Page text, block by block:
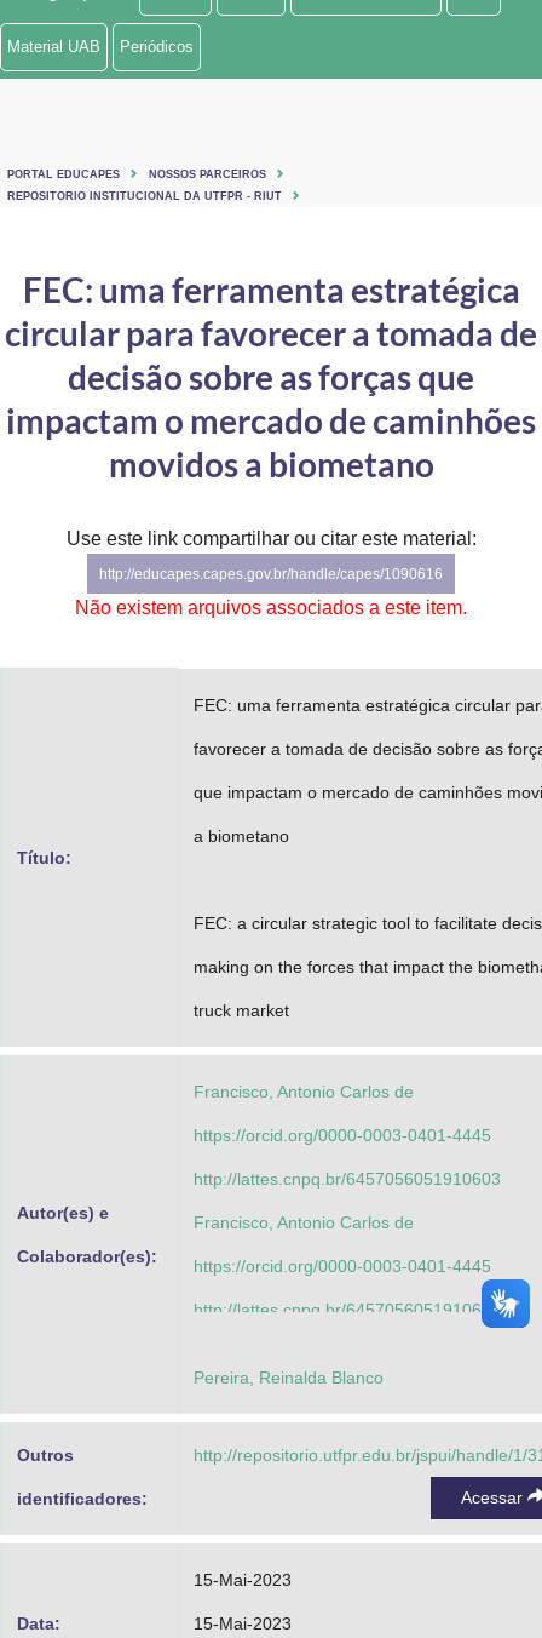
Ministério de Minas e Energia
Ministério do Turismo
Controladoria-Geral da União
Ministério da Mulher, da Família e dos Direitos Humanos
Secretaria-Geral
Secretaria de Governo
Advocacia-Geral da União
Banco Central do Brasil
Planalto
Material UAB Periódicos
PORTAL EDUCAPES
NOSSOS PARCEIROS
REPOSITORIO INSTITUCIONAL DA UTFPR - RIUT
FEC: uma ferramenta estratégica
circular para favorecer a tomada de
decisão sobre as forças que
impactam o mercado de caminhões
movidos a biometano
Use este link compartilhar ou citar este material:
http://educapes.capes.gov.br/handle/capes/1090616
Não existem arquivos associados a este item.
Título:
FEC: uma ferramenta estratégica circular
favorecer a tomada de decisão sobre as
que impactam o mercado de caminhões
a biometano
FEC: a circular strategic tool to facilitate
making on the forces that impact the
truck market
Autor(es) e
Colaborador(es):
Francisco, Antonio Carlos de
https://orcid.org/0000-0003-0401-4445
http://lattes.cnpq.br/6457056051910603
Francisco, Antonio Carlos de
https://orcid.org/0000-0003-0401-4445
http://lattes.cnpq.br/6457056051910603
http://lattes.cnpq.br/7937550774712059
Frare, Laercio Mantovani
Pereira, Reinalda Blanco
Outros
identificadores:
http://repositorio.utfpr.edu.br/jspui/handle/1/
Acessar
Data:
15-Mai-2023
15-Mai-2023